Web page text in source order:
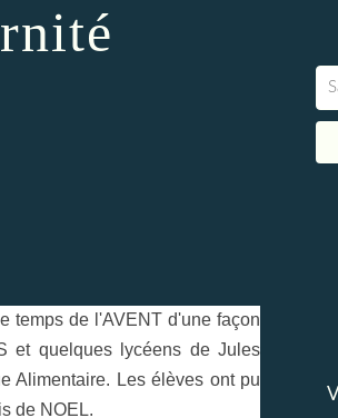
temps de l'AVENT d'une façon
et quelques lycéens de Jules
Alimentaire. Les élèves ont pu
de NOEL.